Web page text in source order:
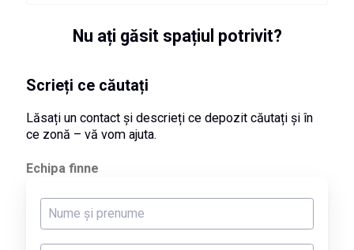
Nu ați găsit spațiul potrivit?
Scrieți ce căutați
Lăsați un contact și descrieți ce depozit căutați și în
ce zonă – vă vom ajuta.
Echipa finne